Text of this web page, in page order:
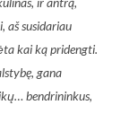
aš susidariau
kai ką pridengti.
gana
bendrininkus,